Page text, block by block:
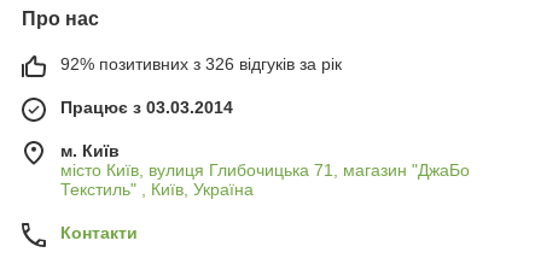
Про нас
92% позитивних з 326 відгуків за рік
Працює з 03.03.2014
м. Київ
місто Київ, вулиця Глибочицька 71, магазин "ДжаБо
Текстиль" , Київ, Україна
Контакти